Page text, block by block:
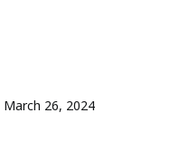
March 26, 2024